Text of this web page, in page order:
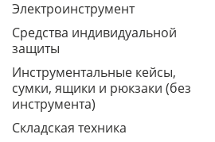
Электроинструмент
Средства индивидуальной
защиты
Инструментальные кейсы,
сумки, ящики и рюкзаки (без
инструмента)
Складская техника